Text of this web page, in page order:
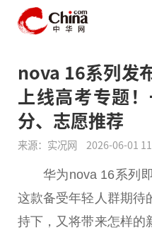
nova 16系列发
上线高考专题
分、志愿推荐
来源：实况网 2026-06-01
华为nova 16系列
这款备受年轻人群期待
持下，又将带来怎样的